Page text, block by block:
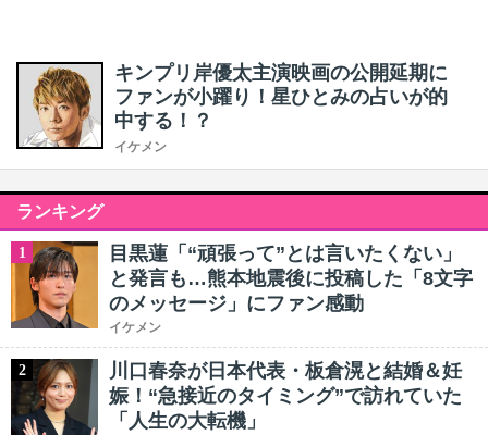
キンプリ岸優太主演映画の公開延期に
ファンが小躍り！星ひとみの占いが的
中する！？
イケメン
ランキング
1
目黒蓮「“頑張って”とは言いたくない」
と発言も…熊本地震後に投稿した「8文字
のメッセージ」にファン感動
イケメン
2
川口春奈が日本代表・板倉滉と結婚＆妊
娠！“急接近のタイミング”で訪れていた
「人生の大転機」